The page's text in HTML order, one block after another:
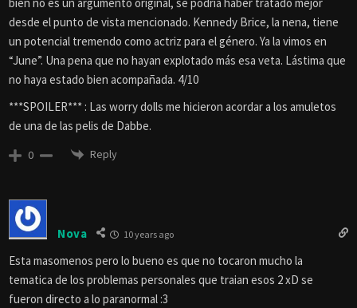
desde el punto de vista mencionado. Kennedy Brice, la nena, tiene
un potencial tremendo como actriz para el género. Ya la vimos en
“June”. Una pena que no hayan explotado más esa veta. Lástima que
no haya estado bien acompañada. 4/10
***SPOILER*** : Las worry dolls me hicieron acordar a los amuletos
de una de las pelis de Dabbe.
0 Reply
Nova 10 years ago
Esta masomenos pero lo bueno es que no tocaron mucho la
tematica de los problemas personales que traian esos 2 xD se
fueron directo a lo paranormal :3